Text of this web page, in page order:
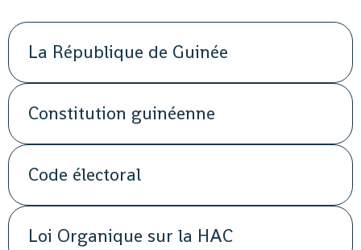
La République de Guinée
Constitution guinéenne
Code électoral
Loi Organique sur la HAC